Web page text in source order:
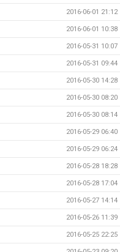
2016-06-01 21:12
2016-06-01 10:38
2016-05-31 10:07
2016-05-31 09:44
2016-05-30 14:28
2016-05-30 08:20
2016-05-30 08:14
2016-05-29 06:40
2016-05-29 06:24
2016-05-28 18:28
2016-05-28 17:04
2016-05-27 14:14
2016-05-26 11:39
2016-05-25 22:25